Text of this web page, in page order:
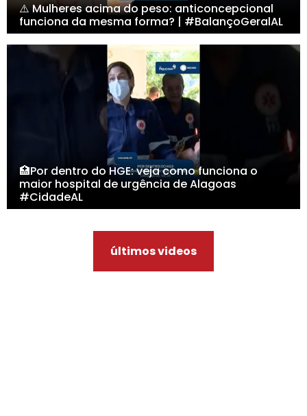
⚠️ Mulheres acima do peso: anticoncepcional
funciona da mesma forma? | #BalançoGeralAL
🏥Por dentro do HGE: veja como funciona o
maior hospital de urgência de Alagoas
#CidadeAL
últimos videos